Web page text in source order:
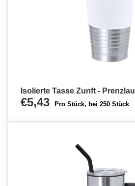
Isolierte Tasse Zunft - Prenzlau
€5,43 Pro Stück, bei 250 Stück